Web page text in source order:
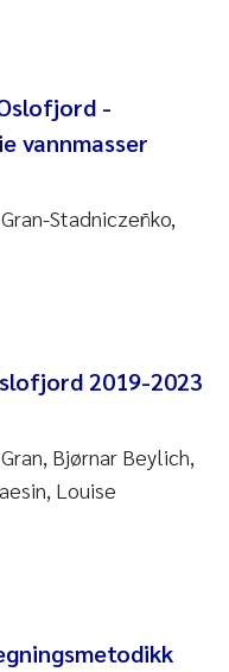
-
vannmasser
Stadniczeñko,
2019-2023
Bjørnar Beylich,
Louise